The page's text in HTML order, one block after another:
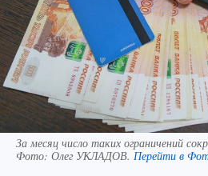
За месяц число таких ограничений
Фото: Олег УКЛАДОВ. Перейти в